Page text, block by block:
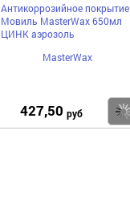
Купить
Антикоррозийное покрытие
Мовиль MasterWax 650мл
ЦИНК аэрозоль
MasterWax
427,50 руб